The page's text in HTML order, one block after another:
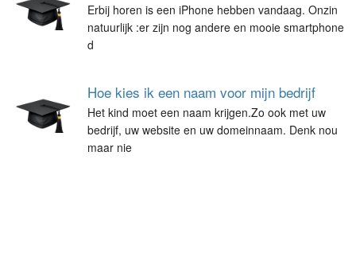
Erbij horen is een iPhone hebben vandaag. Onzin
natuurlijk :er zijn nog andere en mooie smartphone
d
Hoe kies ik een naam voor mijn bedrijf
Het kind moet een naam krijgen.Zo ook met uw
bedrijf, uw website en uw domeinnaam. Denk nou
maar nie